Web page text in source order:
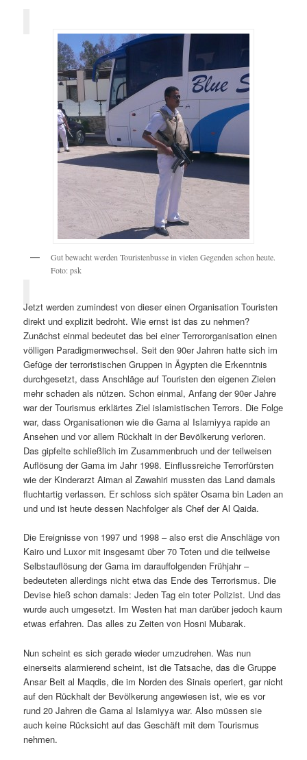
Gut bewacht werden Touristenbusse in vielen Gegenden schon heute.
Foto: psk
Jetzt werden zumindest von dieser einen Organisation Touristen
direkt und explizit bedroht. Wie ernst ist das zu nehmen?
Zunächst einmal bedeutet das bei einer Terrororganisation einen
völligen Paradigmenwechsel. Seit den 90er Jahren hatte sich im
Gefüge der terroristischen Gruppen in Ägypten die Erkenntnis
durchgesetzt, dass Anschläge auf Touristen den eigenen Zielen
mehr schaden als nützen. Schon einmal, Anfang der 90er Jahre
war der Tourismus erklärtes Ziel islamistischen Terrors. Die Folge
war, dass Organisationen wie die Gama al Islamiyya rapide an
Ansehen und vor allem Rückhalt in der Bevölkerung verloren.
Das gipfelte schließlich im Zusammenbruch und der teilweisen
Auflösung der Gama im Jahr 1998. Einflussreiche Terrorfürsten
wie der Kinderarzt Aiman al Zawahiri mussten das Land damals
fluchtartig verlassen. Er schloss sich später Osama bin Laden an
und und ist heute dessen Nachfolger als Chef der Al Qaida.
Die Ereignisse von 1997 und 1998 – also erst die Anschläge von
Kairo und Luxor mit insgesamt über 70 Toten und die teilweise
Selbstauflösung der Gama im darauffolgenden Frühjahr –
bedeuteten allerdings nicht etwa das Ende des Terrorismus. Die
Devise hieß schon damals: Jeden Tag ein toter Polizist. Und das
wurde auch umgesetzt. Im Westen hat man darüber jedoch kaum
etwas erfahren. Das alles zu Zeiten von Hosni Mubarak.
Nun scheint es sich gerade wieder umzudrehen. Was nun
einerseits alarmierend scheint, ist die Tatsache, das die Gruppe
Ansar Beit al Maqdis, die im Norden des Sinais operiert, gar nicht
auf den Rückhalt der Bevölkerung angewiesen ist, wie es vor
rund 20 Jahren die Gama al Islamiyya war. Also müssen sie
auch keine Rücksicht auf das Geschäft mit dem Tourismus
nehmen.